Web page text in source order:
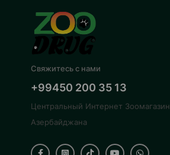
Свяжитесь с нами
+99450 200 35 13
Центральный Интернет Зоомагазин
Азербайджана